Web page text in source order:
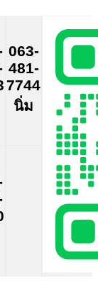
063-
481-
7744
นิ่ม